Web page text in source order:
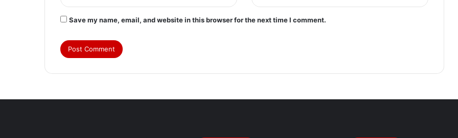
Save my name, email, and website in this browser for the next time I comment.